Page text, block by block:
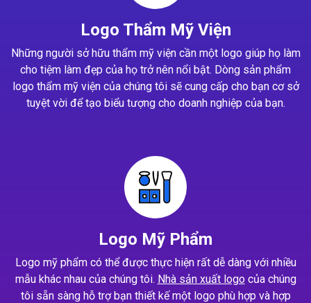
Logo Thẩm Mỹ Viện
Những người sở hữu thẩm mỹ viện cần một logo giúp họ làm
cho tiệm làm đẹp của họ trở nên nổi bật. Dòng sản phẩm
logo thẩm mỹ viện của chúng tôi sẽ cung cấp cho bạn cơ sở
tuyệt vời để tạo biểu tượng cho doanh nghiệp của bạn.
Logo Mỹ Phẩm
Logo mỹ phẩm có thể được thực hiện rất dễ dàng với nhiều
mẫu khác nhau của chúng tôi. Nhà sản xuất logocủa chúng
tôi sẵn sàng hỗ trợ bạn thiết kế một logo phù hợp và hợp